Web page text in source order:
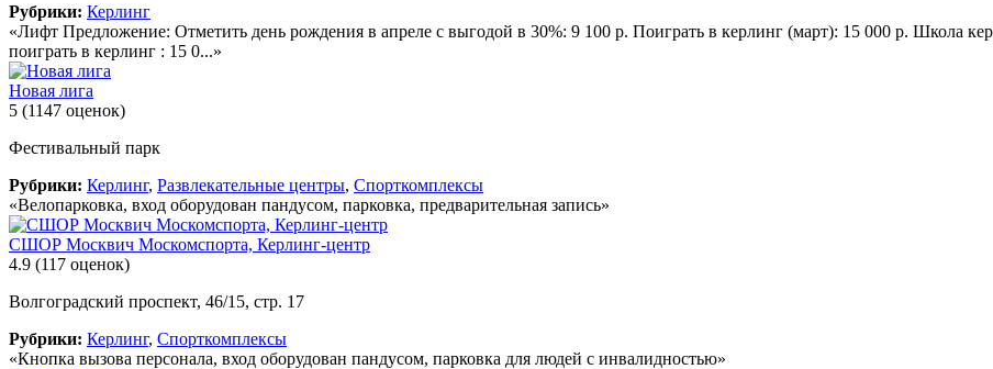
Рубрики: Керлинг
«Лифт Предложение: Отметить день рождения в апреле с выгодой в 30%: 9 100 р. Поиграть в керлинг (март): 15 000 р. Школа
поиграть в керлинг : 15 0...»
Новая лига
5 (1147 оценок)
Фестивальный парк
Рубрики: Керлинг, Развлекательные центры, Спорткомплексы
«Велопарковка, вход оборудован пандусом, парковка, предварительная запись»
СШОР Москвич Москомспорта, Керлинг-центр
4.9 (117 оценок)
Волгоградский проспект, 46/15, стр. 17
Рубрики: Керлинг, Спорткомплексы
«Кнопка вызова персонала, вход оборудован пандусом, парковка для людей с инвалидностью»